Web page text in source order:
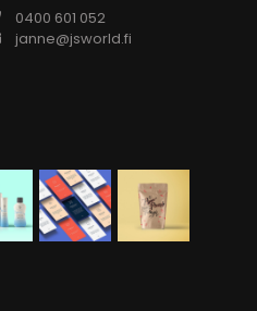
0400 601 052
janne@jsworld.fi